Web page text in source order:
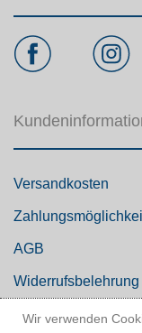
Versandkosten
AGB
Widerrufsbelehrung
Hinweis zum
Wir verwenden